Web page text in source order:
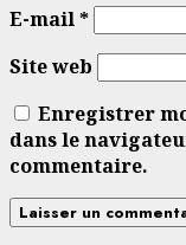
E-mail*
Site web
Enregistrer
dans le
commentaire.